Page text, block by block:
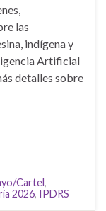
las
indígena y
Artificial
detalles sobre
Cartel,
2026, IPDRS